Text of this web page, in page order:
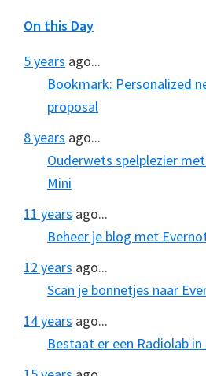
On this Day
5 years ago...
Bookmark: Personalized
proposal
8 years ago...
Ouderwets spelplezier
Mini
11 years ago...
Beheer je blog met
12 years ago...
Scan je bonnetjes naar
14 years ago...
Bestaat er een Radiolab